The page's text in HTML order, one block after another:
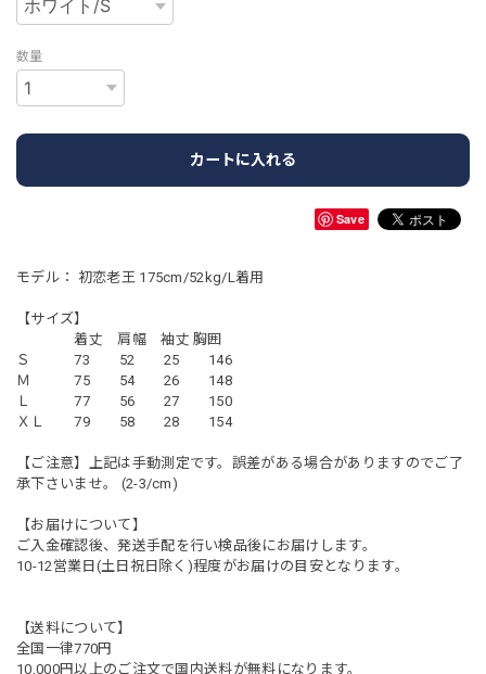
数量
カートに入れる
Save
モデル： 初恋老王 175cm/52kg/L着用
【サイズ】
着丈 肩幅 袖丈 胸囲
Ｓ 73 52 25 146
Ｍ 75 54 26 148
Ｌ 77 56 27 150
ＸＬ 79 58 28 154
【ご注意】上記は手動測定です。誤差がある場合がありますのでご了
承下さいませ。 (2-3/cm)
【お届けについて】
ご入金確認後、発送手配を行い検品後にお届けします。
10-12営業日(土日祝日除く)程度がお届けの目安となります。
【送料について】
全国一律770円
10,000円以上のご注文で国内送料が無料になります。